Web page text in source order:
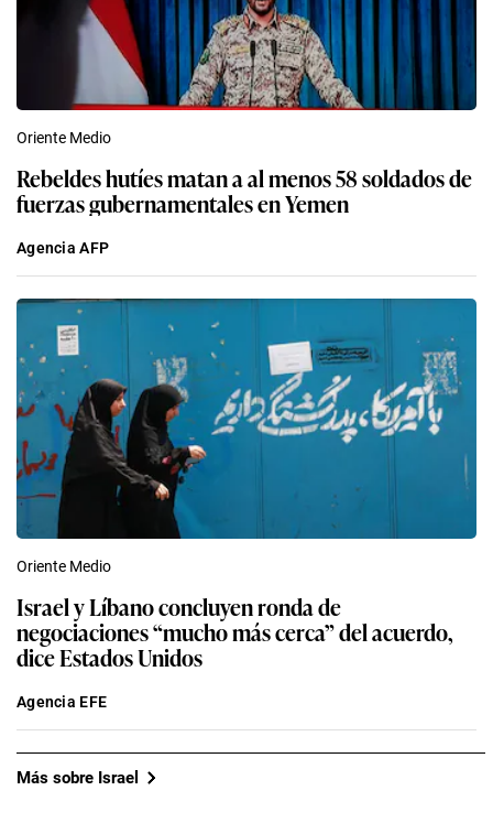
Oriente Medio
Rebeldes hutíes matan a al menos 58 soldados de
fuerzas gubernamentales en Yemen
Agencia AFP
Oriente Medio
Israel y Líbano concluyen ronda de
negociaciones “mucho más cerca” del acuerdo,
dice Estados Unidos
Agencia EFE
Más sobre Israel